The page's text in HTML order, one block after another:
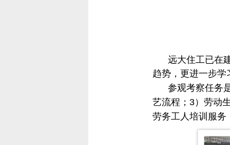
远大住工已在建
趋势，更进一步
参观考察任务是
艺流程；3）劳动
劳务工人培训服务